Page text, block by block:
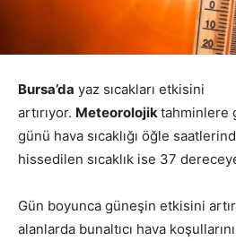
Bursa’da yaz sıcakları etkisini
artırıyor. Meteorolojik tahminlere
günü hava sıcaklığı öğle
hissedilen sıcaklık ise 37
Gün boyunca güneşin etkisini
alanlarda bunaltıcı hava